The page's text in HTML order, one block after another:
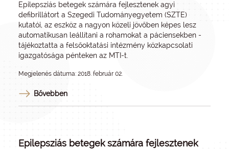
Epilepsziás betegek számára fejlesztenek agyi
defibrillátort a Szegedi Tudományegyetem (SZTE)
kutatói, az eszköz a nagyon közeli jövőben képes lesz
automatikusan leállítani a rohamokat a páciensekben -
tájékoztatta a felsőoktatási intézmény közkapcsolati
igazgatósága pénteken az MTI-t.
Megjelenés dátuma: 2018. február 02.
Bővebben
Epilepsziás betegek számára fejlesztenek